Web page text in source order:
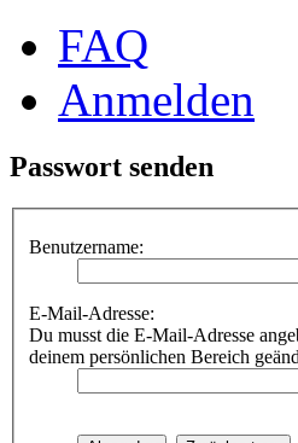
FAQ
Anmelden
Passwort senden
Benutzername:
E-Mail-Adresse:
Du musst die E-Mail-Adresse
deinem persönlichen Bereich